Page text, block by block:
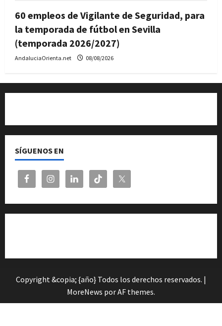
60 empleos de Vigilante de Seguridad, para
la temporada de fútbol en Sevilla
(temporada 2026/2027)
AndaluciaOrienta.net 08/08/2026
SÍGUENOS EN
Copyright &copia; {año} Todos los derechos reservados. |
MoreNews por AF themes.